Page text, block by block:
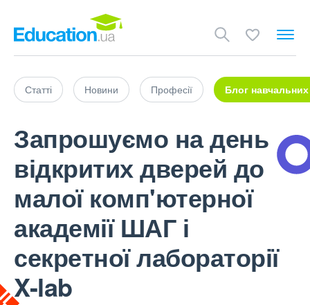
Статті Новини Професії Блог навчальних
Запрошуємо на день
відкритих дверей до
малої комп'ютерної
академії ШАГ і
секретної лабораторії
X-lab